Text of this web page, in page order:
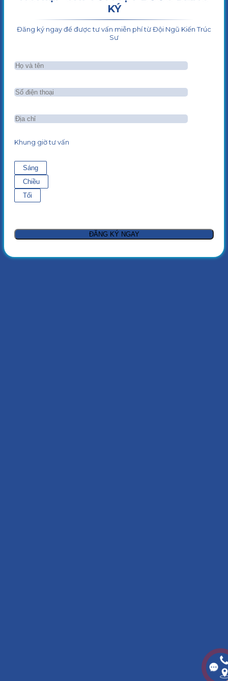
KÝ
Đăng ký ngay để được tư vấn miễn phí từ Đội Ngũ Kiến Trúc
Sư
Khung giờ tư vấn
Sáng
Chiều
Tối